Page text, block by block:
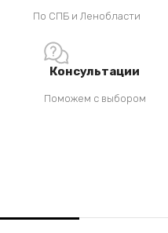
По СПБ и Ленобласти
Консультации
Поможем с выбором